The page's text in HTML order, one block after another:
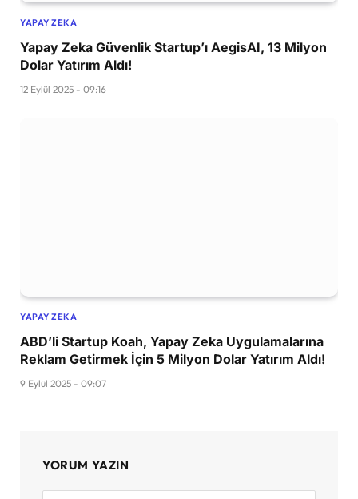
YAPAY ZEKA
Yapay Zeka Güvenlik Startup’ı AegisAI, 13 Milyon
Dolar Yatırım Aldı!
12 Eylül 2025 - 09:16
YAPAY ZEKA
ABD’li Startup Koah, Yapay Zeka Uygulamalarına
Reklam Getirmek İçin 5 Milyon Dolar Yatırım Aldı!
9 Eylül 2025 - 09:07
YORUM YAZIN